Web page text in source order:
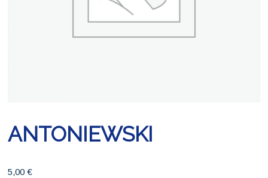
ANTONIEWSKI
5,00€